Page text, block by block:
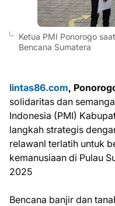
Ketua PMI Ponorogo
Bencana Sumatera
lintas86.com,
solidaritas dan
Indonesia (PMI)
langkah strategis
relawanl terlatih untuk
kemanusiaan di Pulau
2025
Bencana banjir dan